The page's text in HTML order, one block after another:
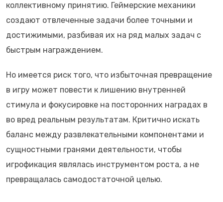
коллективному принятию. Геймерские механики
создают отвлеченные задачи более точными и
достижимыми, разбивая их на ряд малых задач с
быстрым награждением.
Но имеется риск того, что избыточная превращение
в игру может повести к лишению внутренней
стимула и фокусировке на посторонних наградах в
во вред реальным результатам. Критично искать
баланс между развлекательными компонентами и
сущностными гранями деятельности, чтобы
игрофикация являлась инструментом роста, а не
превращалась самодостаточной целью.